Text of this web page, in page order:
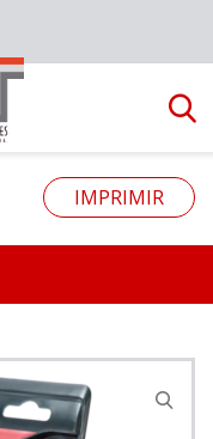
IMPRIMIR